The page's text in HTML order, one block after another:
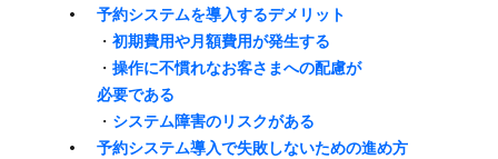
予約システムを​導入する​デメリット
・ 初期費用や​月額費用が​発生する
・ 操作に​不慣れな​お客さまへの​配慮が​
必要である
・ システム障害の​リスクが​ある
予約システム導入で​失敗しないための​進め方